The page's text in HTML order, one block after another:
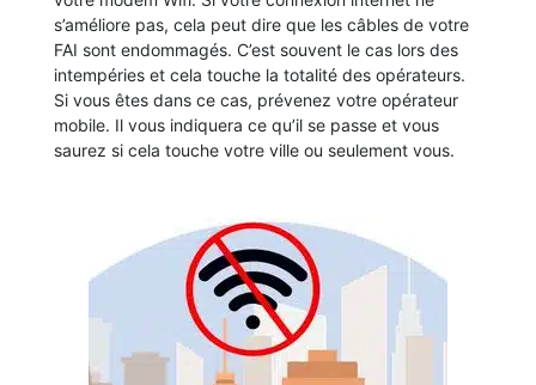
s’améliore pas, cela peut dire que les câbles de votre
FAI sont endommagés. C’est souvent le cas lors des
intempéries et cela touche la totalité des opérateurs.
Si vous êtes dans ce cas, prévenez votre opérateur
mobile. Il vous indiquera ce qu’il se passe et vous
saurez si cela touche votre ville ou seulement vous.